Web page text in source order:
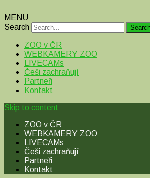
MENU
Search
ZOO v ČR
WEBKAMERY ZOO
LIVECAMs
Češi zachraňují
Partneři
Kontakt
Skip to content
ZOO v ČR
WEBKAMERY ZOO
LIVECAMs
Češi zachraňují
Partneři
Kontakt